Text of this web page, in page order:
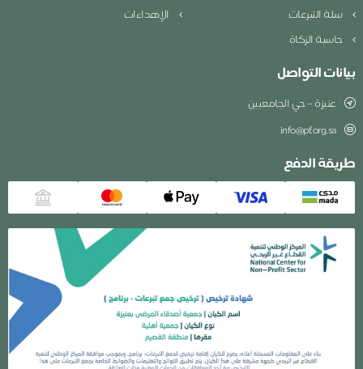
سلة التبرعات
الإهداءات
حاسبة الزكاة
بيانات التواصل
عنيزة – حي الجامعيين
info@pf.org.sa
طريقة الدفع